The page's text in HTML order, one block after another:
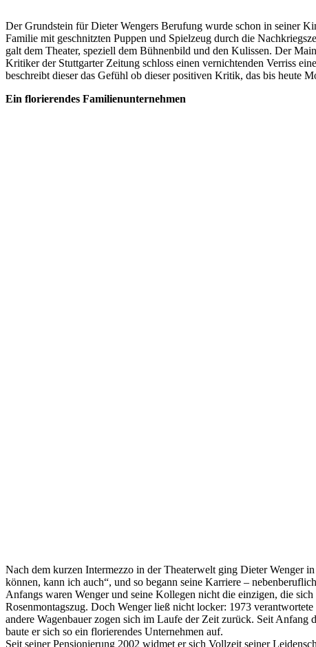
Der Grundstein für Dieter Wengers Berufung wurde schon in seiner
Familie mit geschnitzten Puppen und Spielzeug durch die
galt dem Theater, speziell dem Bühnenbild und den Kulissen. Der
Kritiker der Stuttgarter Zeitung schloss einen vernichtenden Verriss
beschreibt dieser das Gefühl ob dieser positiven Kritik, das bis heute
Ein florierendes Familienunternehmen
Nach dem kurzen Intermezzo in der Theaterwelt ging Dieter Wenger
können, kann ich auch“, und so begann seine Karriere –
Anfangs waren Wenger und seine Kollegen nicht die einzigen, die
Rosenmontagszug. Doch Wenger ließ nicht locker: 1973
andere Wagenbauer zogen sich im Laufe der Zeit zurück. Seit
baute er sich so ein florierendes Unternehmen auf.
Seit seiner Pensionierung 2002 widmet er sich Vollzeit seiner